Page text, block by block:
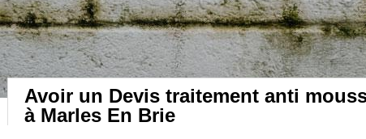
Avoir un Devis traitement anti
à Marles En Brie